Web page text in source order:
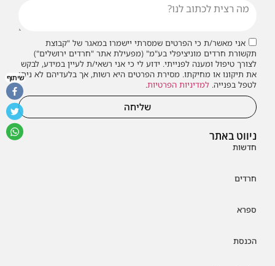
ניווט באתר
חדשות
חרדים
ספרא
הכנסת
אני מאשר/ת כי הפרטים שמסרתי יישמרו במאגר של "קבוצת
תקשורת חרדים מוניציפלי בע"מ" (מפעילת אתר "חרדים ירושלים")
לצורך טיפול ומענה לפנייתי. ידוע לי כי אני רשאי/ת לעיין במידע, לבקש
את תיקונו או מחיקתו. מסירת הפרטים היא רשות, אך בלעדיהם לא ניתן
לטפל בפנייה. למדיניות הפרטיות.
שליחה
שיתוף